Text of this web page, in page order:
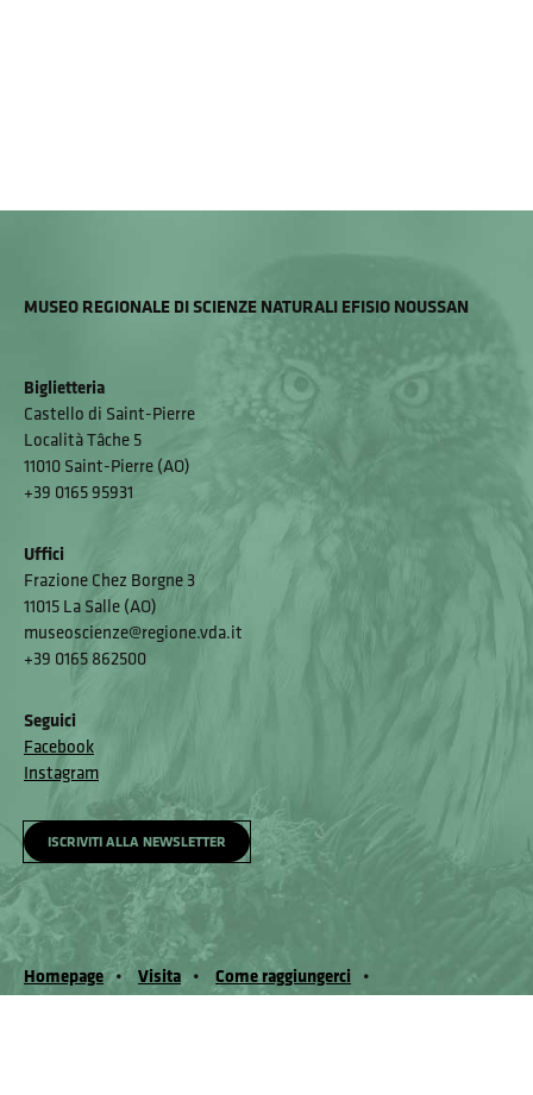
MUSEO REGIONALE DI SCIENZE NATURALI EFISIO NOUSSAN
Biglietteria
Castello di Saint-Pierre
Località Tâche 5
11010 Saint-Pierre (AO)
+39 0165 95931
Uffici
Frazione Chez Borgne 3
11015 La Salle (AO)
museoscienze@regione.vda.it
+39 0165 862500
Seguici
Facebook
Instagram
ISCRIVITI ALLA NEWSLETTER
Homepage Visita
Come raggiungerci
Accessibilità e meccanismo di feedback